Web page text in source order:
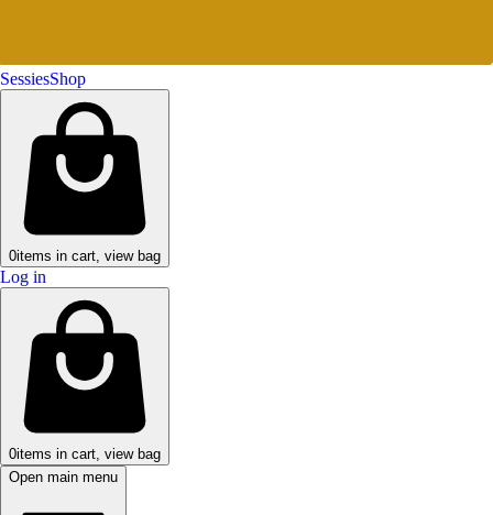
SessiesShop
0items in cart, view bag
Log in
0items in cart, view bag
Open main menu